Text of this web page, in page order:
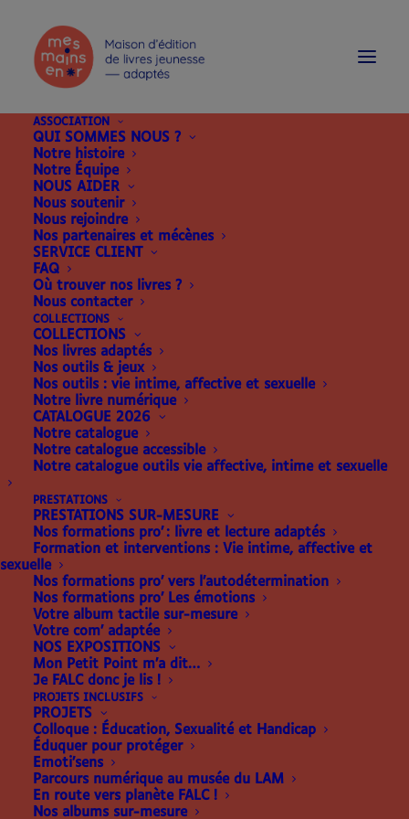
ASSOCIATION
QUI SOMMES NOUS ?
Notre histoire
Notre Équipe
NOUS AIDER
Nous soutenir
Nous rejoindre
Nos partenaires et mécènes
SERVICE CLIENT
FAQ
Où trouver nos livres ?
Nous contacter
COLLECTIONS
COLLECTIONS
Nos livres adaptés
Nos outils & jeux
Nos outils : vie intime, affective et sexuelle
Notre livre numérique
CATALOGUE 2026
Notre catalogue
Notre catalogue accessible
Notre catalogue outils vie affective, intime et sexuelle
PRESTATIONS
PRESTATIONS SUR-MESURE
Nos formations pro’ : livre et lecture adaptés
Formation et interventions : Vie intime, affective et
sexuelle
Nos formations pro’ vers l’autodétermination
Nos formations pro’ Les émotions
Votre album tactile sur-mesure
Votre com’ adaptée
NOS EXPOSITIONS
Mon Petit Point m’a dit…
Je FALC donc je lis !
PROJETS INCLUSIFS
PROJETS
Colloque : Éducation, Sexualité et Handicap
Éduquer pour protéger
Emoti’sens
Parcours numérique au musée du LAM
En route vers planète FALC !
Nos albums sur-mesure
LA CUISINE POUR TOUS
! TOME 2
30.00€
Rebecca Bauer et Adeline Richez
Dans ce livre adapté en braille, l’enfant ou l’adulte
découvrira
neuf recettes simples, faciles à réaliser et guidées
pas à pas.
De l’entrée au dessert, la soupe de potimarron, les
lasagnes